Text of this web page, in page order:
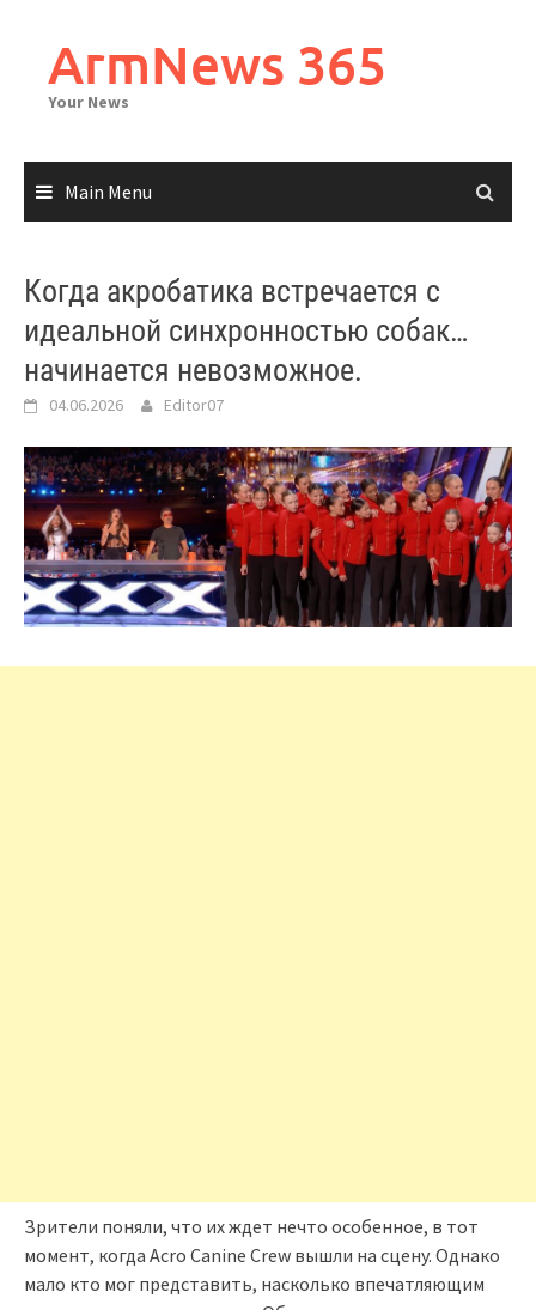
contentArmNews 365
Your News
Main Menu
Когда акробатика встречается с
идеальной синхронностью собак…
начинается невозможное.
04.06.2026 Editor07
Зрители поняли, что их ждет нечто особенное, в тот
момент, когда Acro Canine Crew вышли на сцену. Однако
мало кто мог представить, насколько впечатляющим